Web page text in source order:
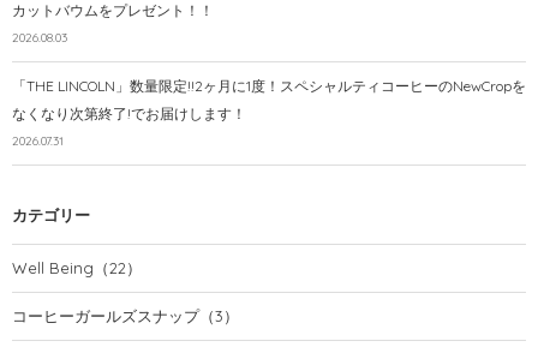
カットバウムをプレゼント！！
2026.08.03
「THE LINCOLN」数量限定!!2ヶ月に1度！スペシャルティコーヒーのNewCropを
なくなり次第終了!でお届けします！
2026.07.31
カテゴリー
Well Being （22）
コーヒーガールズスナップ（3）